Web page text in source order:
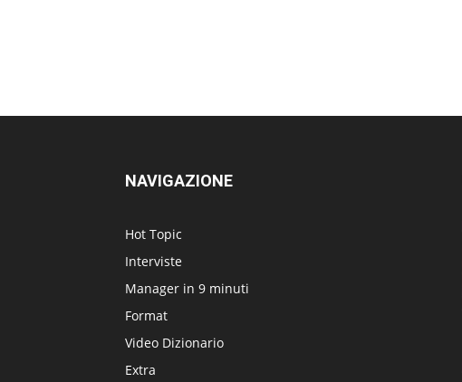
NAVIGAZIONE
Hot Topic
Interviste
Manager in 9 minuti
Format
Video Dizionario
Extra